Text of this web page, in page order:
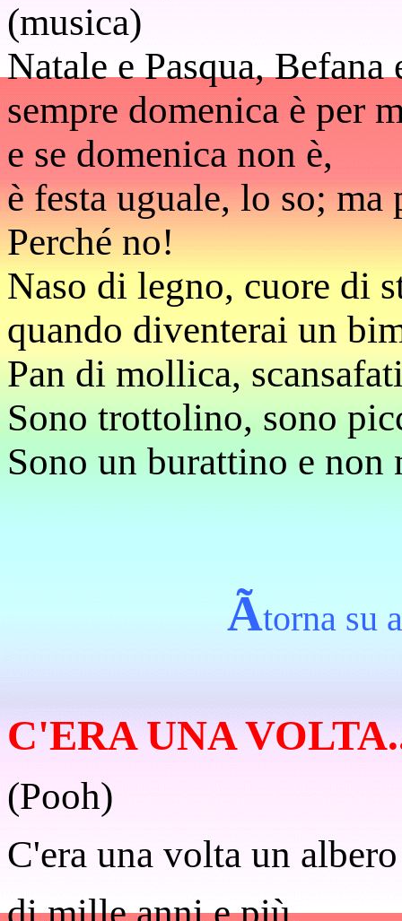
(musica)
Natale e Pasqua, Befana
sempre domenica è per
e se domenica non è,
è festa uguale, lo so; ma
Perché no!
Naso di legno, cuore di
quando diventerai un
Pan di mollica,
Sono trottolino, sono
Sono un burattino e
Ãtorna su
C'ERA UNA
(Pooh)
C'era una volta un
di mille anni e più,